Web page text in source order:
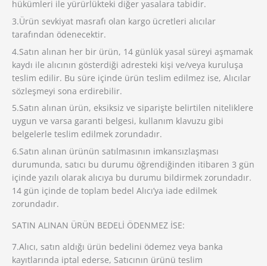
hükümleri ile yürürlükteki diğer yasalara tabidir.
3.Ürün sevkiyat masrafı olan kargo ücretleri alıcılar
tarafından ödenecektir.
4.Satın alınan her bir ürün, 14 günlük yasal süreyi aşmamak
kaydı ile alıcının gösterdiği adresteki kişi ve/veya kuruluşa
teslim edilir. Bu süre içinde ürün teslim edilmez ise, Alıcılar
sözleşmeyi sona erdirebilir.
5.Satın alınan ürün, eksiksiz ve siparişte belirtilen niteliklere
uygun ve varsa garanti belgesi, kullanım klavuzu gibi
belgelerle teslim edilmek zorundadır.
6.Satın alınan ürünün satılmasının imkansızlaşması
durumunda, satıcı bu durumu öğrendiğinden itibaren 3 gün
içinde yazılı olarak alıcıya bu durumu bildirmek zorundadır.
14 gün içinde de toplam bedel Alıcı’ya iade edilmek
zorundadır.
SATIN ALINAN ÜRÜN BEDELİ ÖDENMEZ İSE:
7.Alıcı, satın aldığı ürün bedelini ödemez veya banka
kayıtlarında iptal ederse, Satıcının ürünü teslim